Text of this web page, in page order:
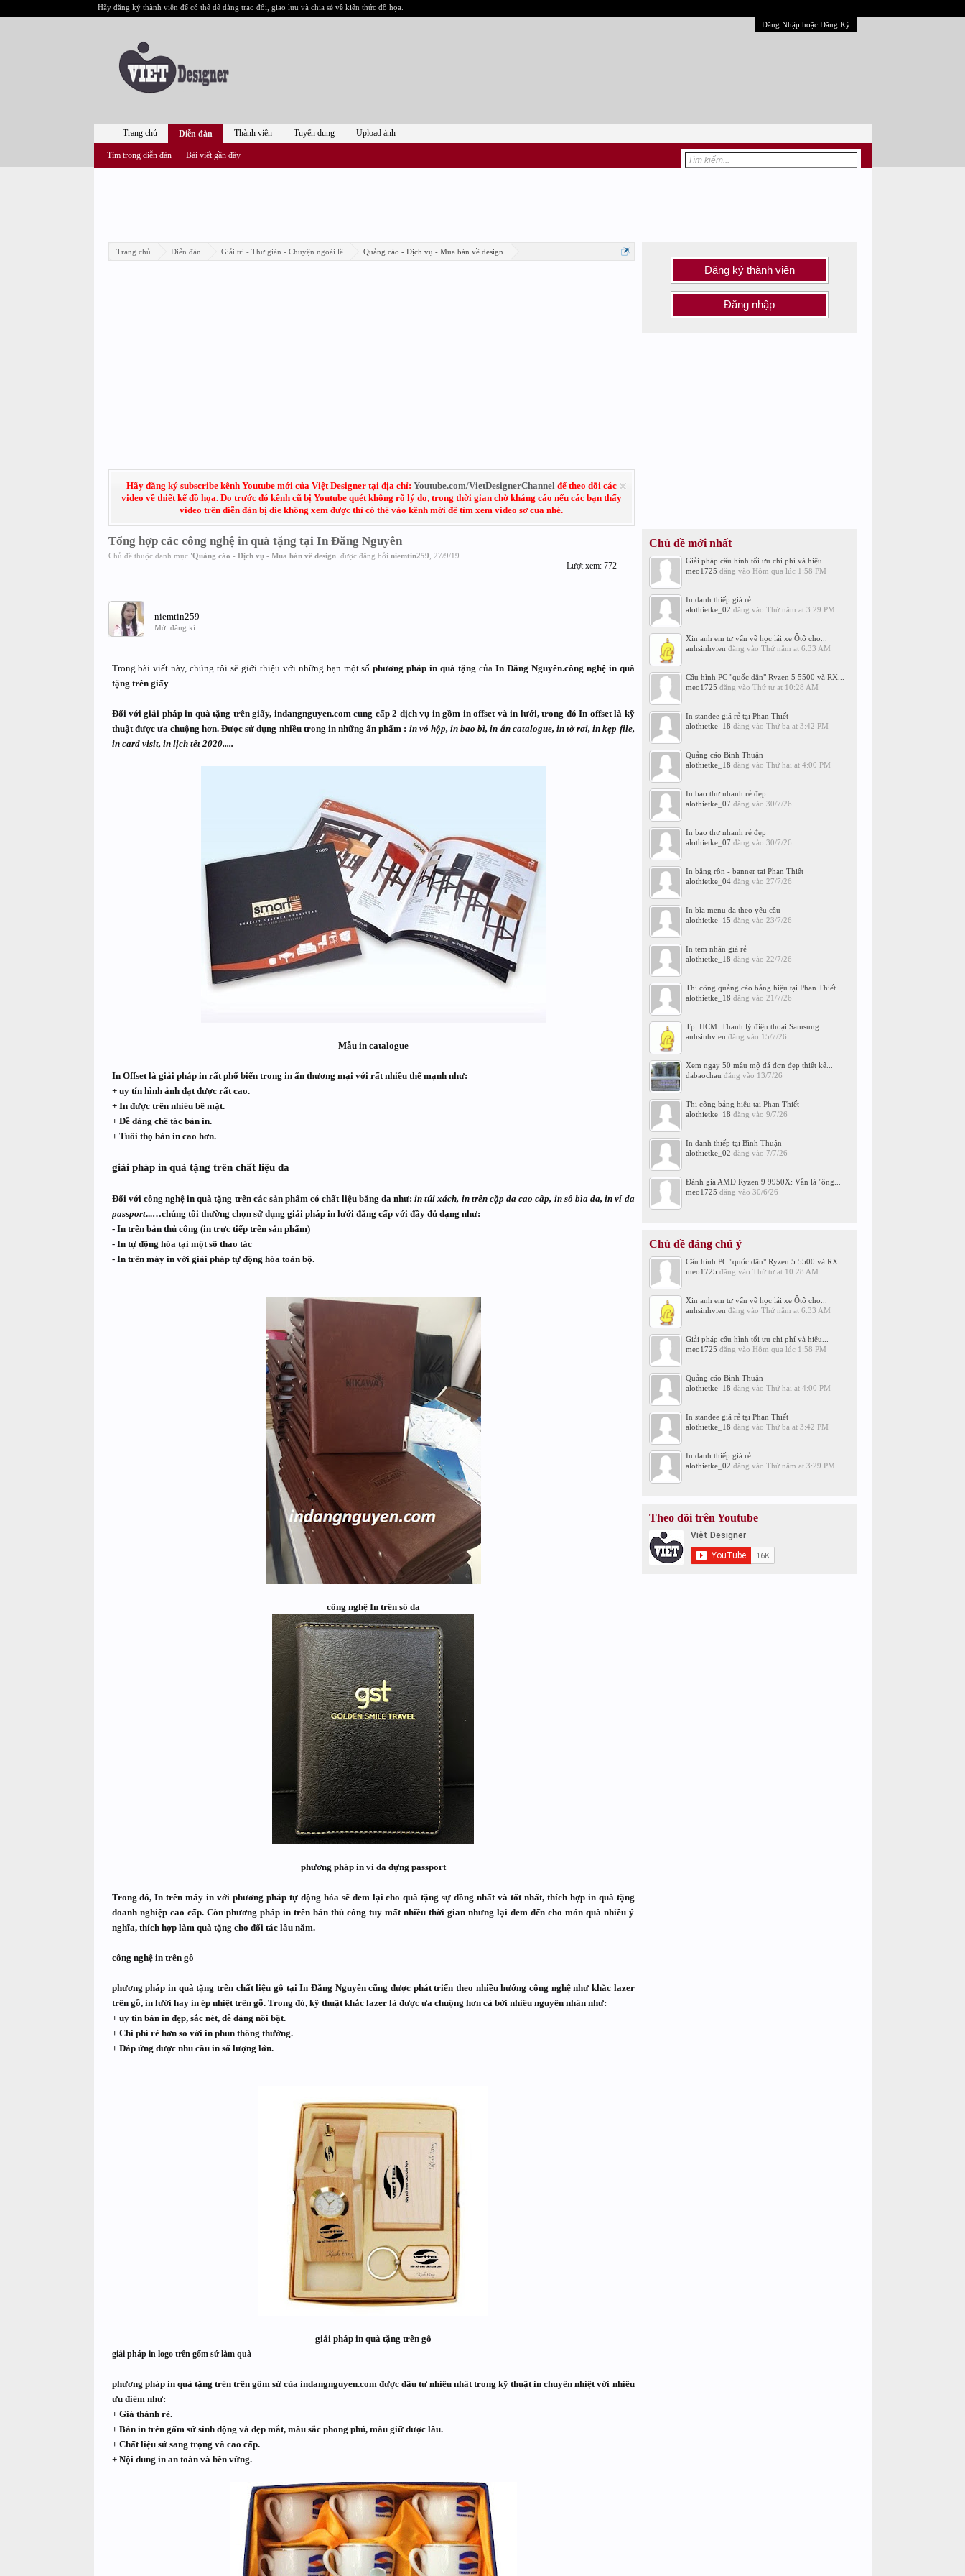
Hãy đăng ký thành viên để có thể dễ dàng trao đổi, giao lưu và chia sẻ về kiến thức đồ họa.
Đăng Nhập hoặc Đăng Ký
Trang chủ Diễn đàn Giải trí - Thư giãn - Chuyện ngoài lề Quảng cáo - Dịch vụ - Mua bán về design
Hãy đăng ký subscribe kênh Youtube mới của Việt Designer tại địa chỉ: Youtube.com/VietDesignerChannelđể theo dõi các
video về thiết kế đồ họa. Do trước đó kênh cũ bị Youtube quét không rõ lý do, trong thời gian chờ kháng cáo nếu các bạn thấy
video trên diễn đàn bị die không xem được thì có thể vào kênh mới để tìm xem video sơ cua nhé.
Tổng hợp các công nghệ in quà tặng tại In Đăng Nguyên
Chủ đề thuộc danh mục 'Quảng cáo - Dịch vụ - Mua bán về design' được đăng bởi niemtin259 27/9/19
Lượt xem: 772
niemtin259
Mới đăng kí
Trong bài viết này, chúng tôi sẽ giới thiệu với những bạn một sốphương pháp in quà tặng của In Đăng Nguyên.công nghệ in quà
tặng trên giấy
Đối vớigiải pháp in quà tặng trên giấy, indangnguyen.com cung cấp 2 dịch vụ in gồm in offsetvàin lưới, trong đó In offsetlà kỹ
thuật được ưa chuộng hơn. Được sử dụng nhiều trong in những ấn phẩm : in vỏ hộp, in bao bì, in ấn catalogue, in tờ rơi, in kẹp file,
in card visit, in lịch tết 2020.....
Mẫu in catalogue
In Offset là giải pháp in rất phổ biến trong in ấn thương mại với rất nhiều thế mạnh như:
+ uy tín hình ảnh đạt được rất cao.
+ In được trên nhiều bề mặt.
+ Dễ dàng chế tác bản in.
+ Tuổi thọ bản in cao hơn.
giải pháp in quà tặng trên chất liệu da
Đối với công nghệ in quà tặng trên các sản phẩm có chất liệu bằng da như: in túi xách, in trên cặp da cao cấp, in sổ bìa da, in ví da
passport...…chúng tôi thường chọn sử dụng giải phápin lưới đẳng cấp với đầy đủ dạng như:
- In trên bản thủ công (in trực tiếp trên sản phẩm)
- In tự động hóa tại một số thao tác
- In trên máy in với giải pháp tự động hóa toàn bộ.
công nghệ In trên sổ da
phương pháp in ví da đựng passport​
Trong đó,In trên máy in với phương pháp tự động hóa sẽ đem lại cho quà tặng sự đồng nhất và tốt nhất, thích hợp in quà tặng
doanh nghiệp cao cấp. Còn phương pháp in trên bản thủ công tuy mất nhiều thời gian nhưng lại đem đến cho món quà nhiều ý
nghĩa, thích hợp làm quà tặng cho đối tác lâu năm.
công nghệ in trên gỗ
phương pháp in quà tặng trên chất liệu gỗ tạiIn Đăng Nguyêncũng được phát triển theo nhiều hướng công nghệ như khắc lazer
trên gỗ, in lưới hay in ép nhiệt trên gỗ. Trong đó, kỹ thuậtkhắc lazerlà được ưa chuộng hơn cả bởi nhiều nguyên nhân như:
+ uy tín bản in đẹp, sắc nét, dễ dàng nổi bật.
+ Chi phí rẻ hơn so với in phun thông thường.
+ Đáp ứng được nhu cầu in số lượng lớn.
giải pháp in quà tặng trên gỗ​
giải pháp in logo trên gốm sứ làm quà
phương pháp in quà tặng trên trên gốm sứcủa indangnguyen.com được đầu tư nhiều nhất trong kỹ thuậtin chuyển nhiệtvới nhiều
ưu điểm như:
+ Giá thành rẻ.
+ Bản in trên gốm sứ sinh động và đẹp mắt, màu sắc phong phú, màu giữ được lâu.
+ Chất liệu sứ sang trọng và cao cấp.
+ Nội dung in an toàn và bền vững.
Đăng ký thành viên
Đăng nhập
Chủ đề mới nhất
Giải pháp cấu hình tối ưu chi phí và hiệu...
meo1725 đăng vào Hôm qua lúc 1:58 PM
In danh thiếp giá rẻ
alothietke_02 đăng vào Thứ năm at 3:29 PM
Xin anh em tư vấn về học lái xe Ôtô cho...
anhsinhvien đăng vào Thứ năm at 6:33 AM
Cấu hình PC "quốc dân" Ryzen 5 5500 và RX...
meo1725 đăng vào Thứ tư at 10:28 AM
In standee giá rẻ tại Phan Thiết
alothietke_18 đăng vào Thứ ba at 3:42 PM
Quảng cáo Bình Thuận
alothietke_18 đăng vào Thứ hai at 4:00 PM
In bao thư nhanh rẻ đẹp
alothietke_07 đăng vào 30/7/26
In bao thư nhanh rẻ đẹp
alothietke_07 đăng vào 30/7/26
In băng rôn - banner tại Phan Thiết
alothietke_04đăng vào 27/7/26
In bìa menu da theo yêu cầu
alothietke_15 đăng vào 23/7/26
In tem nhãn giá rẻ
alothietke_18 đăng vào 22/7/26
Thi công quảng cáo bảng hiệu tại Phan Thiết
alothietke_18 đăng vào 21/7/26
Tp. HCM. Thanh lý điện thoại Samsung...
anhsinhvien đăng vào 15/7/26
Xem ngay 50 mẫu mộ đá đơn đẹp thiết kế...
dabaochau đăng vào 13/7/26
Thi công bảng hiệu tại Phan Thiết
alothietke_18 đăng vào 9/7/26
In danh thiếp tại Bình Thuận
alothietke_02 đăng vào 7/7/26
Đánh giá AMD Ryzen 9 9950X: Vẫn là "ông...
meo1725 đăng vào 30/6/26
Chủ đề đáng chú ý
Cấu hình PC "quốc dân" Ryzen 5 5500 và RX...
meo1725 đăng vào Thứ tư at 10:28 AM
Xin anh em tư vấn về học lái xe Ôtô cho...
anhsinhvien đăng vào Thứ năm at 6:33 AM
Giải pháp cấu hình tối ưu chi phí và hiệu...
meo1725 đăng vào Hôm qua lúc 1:58 PM
Quảng cáo Bình Thuận
alothietke_18 đăng vào Thứ hai at 4:00 PM
In standee giá rẻ tại Phan Thiết
alothietke_18 đăng vào Thứ ba at 3:42 PM
In danh thiếp giá rẻ
alothietke_02 đăng vào Thứ năm at 3:29 PM
Theo dõi trên Youtube
Trang chủ Diễn đàn
Tìm trong diễn đàn Bài viết gần đây
Thành viên Tuyển dụng Upload ảnh